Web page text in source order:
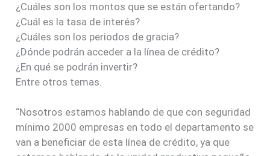
¿Cuáles son los montos que se están ofertando?
¿Cuál es la tasa de interés?
¿Cuáles son los periodos de gracia?
¿Dónde podrán acceder a la línea de crédito?
¿En qué se podrán invertir?
Entre otros temas.
“Nosotros estamos hablando de que con seguridad
mínimo 2000 empresas en todo el departamento se
van a beneficiar de esta línea de crédito, ya que